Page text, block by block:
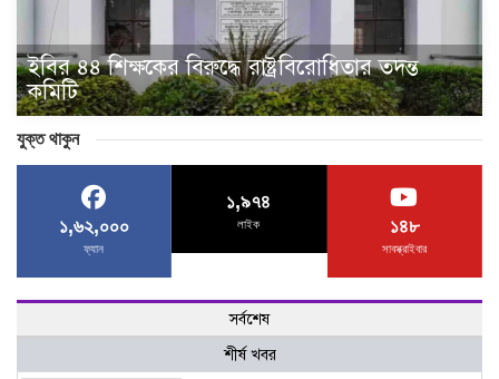
ইবির ৪৪ শিক্ষকের বিরুদ্ধে রাষ্ট্রবিরোধিতার তদন্ত
কমিটি
যুক্ত থাকুন
১,৬২,০০০
ফ্যান
১,৯৭৪
লাইক ১৪৮
সাবস্ক্রাইবার
সর্বশেষ
শীর্ষ খবর